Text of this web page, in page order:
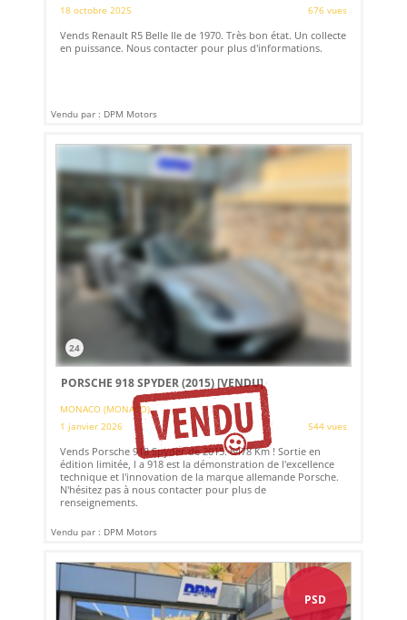
18 octobre 2025
676 vues
Vends Renault R5 Belle Ile de 1970. Très bon état. Un collecte
en puissance. Nous contacter pour plus d'informations.
Vendu par : DPM Motors
24
PORSCHE 918 SPYDER (2015)[VENDU]
MONACO (MONACO)
1 janvier 2026
544 vues
Vends Porsche 918 Spyder de 2015. 6478 Km ! Sortie en
édition limitée, l a 918 est la démonstration de l'excellence
technique et l'innovation de la marque allemande Porsche.
N'hésitez pas à nous contacter pour plus de
renseignements.
Vendu par : DPM Motors
PSD